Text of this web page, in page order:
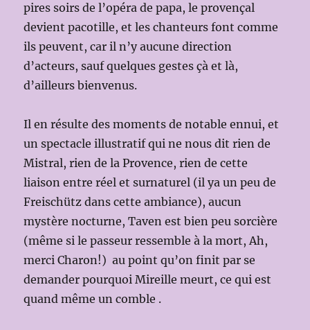
pires soirs de l’opéra de papa, le provençal
devient pacotille, et les chanteurs font comme
ils peuvent, car il n’y aucune direction
d’acteurs, sauf quelques gestes çà et là,
d’ailleurs bienvenus.
Il en résulte des moments de notable ennui, et
un spectacle illustratif qui ne nous dit rien de
Mistral, rien de la Provence, rien de cette
liaison entre réel et surnaturel (il ya un peu de
Freischütz dans cette ambiance), aucun
mystère nocturne, Taven est bien peu sorcière
(même si le passeur ressemble à la mort, Ah,
merci Charon!) au point qu’on finit par se
demander pourquoi Mireille meurt, ce qui est
quand même un comble .